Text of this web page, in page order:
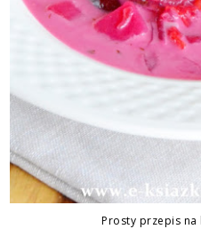
Prosty przepis na